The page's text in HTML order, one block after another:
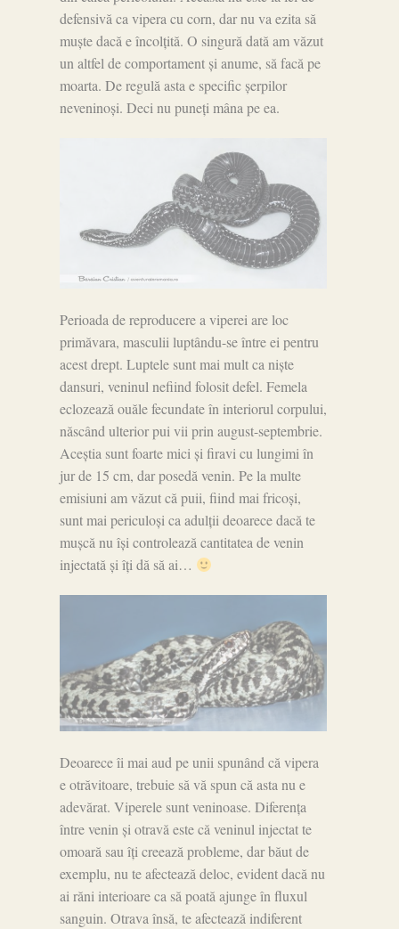
defensivă ca vipera cu corn, dar nu va ezita să
muște dacă e încolțită. O singură dată am văzut
un altfel de comportament și anume, să facă pe
moarta. De regulă asta e specific șerpilor
neveninoși. Deci nu puneți mâna pe ea.
Perioada de reproducere a viperei are loc
primăvara, masculii luptându-se între ei pentru
acest drept. Luptele sunt mai mult ca niște
dansuri, veninul nefiind folosit defel. Femela
eclozează ouăle fecundate în interiorul corpului,
născând ulterior pui vii prin august-septembrie.
Aceștia sunt foarte mici și firavi cu lungimi în
jur de 15 cm, dar posedă venin. Pe la multe
emisiuni am văzut că puii, fiind mai fricoși,
sunt mai periculoși ca adulții deoarece dacă te
mușcă nu își controlează cantitatea de venin
injectată și îți dă să ai…
Deoarece îi mai aud pe unii spunând că vipera
e otrăvitoare, trebuie să vă spun că asta nu e
adevărat. Viperele sunt veninoase. Diferența
între venin și otravă este că veninul injectat te
omoară sau îți creează probleme, dar băut de
exemplu, nu te afectează deloc, evident dacă nu
ai răni interioare ca să poată ajunge în fluxul
sanguin. Otrava însă, te afectează indiferent